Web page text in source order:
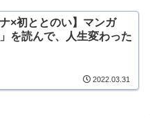
ナ×初ととのい】マンガ
」を読んで、人生変わった
2022.03.31